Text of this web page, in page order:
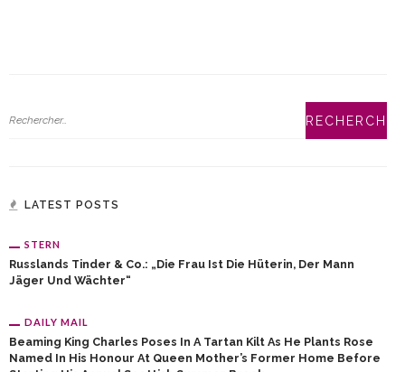
LATEST POSTS
STERN
Russlands Tinder & Co.: „Die Frau Ist Die Hüterin, Der Mann
Jäger Und Wächter“
DAILY MAIL
Beaming King Charles Poses In A Tartan Kilt As He Plants Rose
Named In His Honour At Queen Mother’s Former Home Before